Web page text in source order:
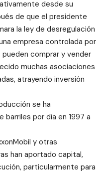
desde su
de que el presidente
la ley de desregulación
empresa controlada por
comprar y vender
muchas asociaciones
atrayendo inversión
se ha
barriles por día en 1997 a
y otras
han aportado capital,
particularmente para